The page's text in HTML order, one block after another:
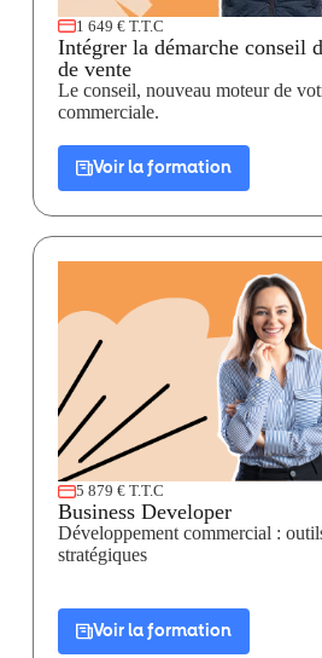
1 649 € T.T.C
Intégrer la démarche conseil
de vente
Le conseil, nouveau moteur de
commerciale.
Voir la formation
5 879 € T.T.C
Business Developer
Développement commercial :
stratégiques
Voir la formation